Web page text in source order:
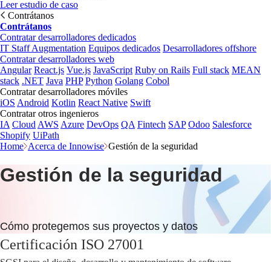
Leer estudio de caso
Contrátanos
Contrátanos
Contratar desarrolladores dedicados
IT Staff Augmentation Equipos dedicados Desarrolladores offshore
Contratar desarrolladores web
Angular React.js Vue.js JavaScript Ruby on Rails Full stack MEAN
stack .NET Java PHP Python Golang Cobol
Contratar desarrolladores móviles
iOS Android Kotlin React Native Swift
Contratar otros ingenieros
IA Cloud AWS Azure DevOps QA Fintech SAP Odoo Salesforce
Shopify UiPath
Home Acerca de Innowise Gestión de la seguridad
Gestión de la seguridad
Cómo protegemos sus proyectos y datos
Certificación ISO 27001